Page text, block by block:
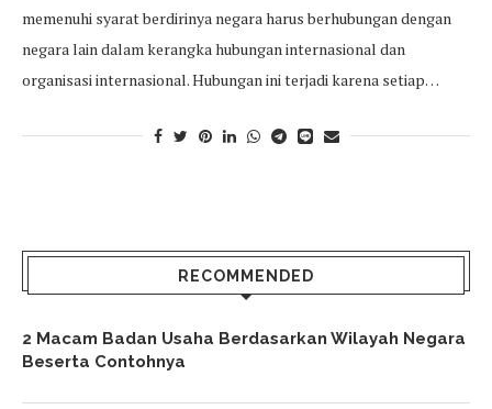
memenuhi syarat berdirinya negara harus berhubungan dengan
negara lain dalam kerangka hubungan internasional dan
organisasi internasional. Hubungan ini terjadi karena setiap…
RECOMMENDED
2 Macam Badan Usaha Berdasarkan Wilayah Negara
Beserta Contohnya